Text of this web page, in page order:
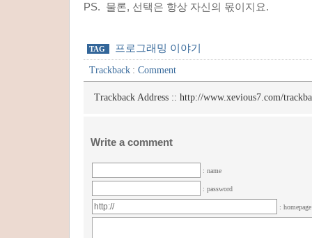
PS. 물론, 선택은 항상 자신의 몫이지요.
TAG 프로그래밍 이야기
Trackback : Comment
Trackback Address :: http://www.xevious7.com/
Write a comment
: name
: password
: